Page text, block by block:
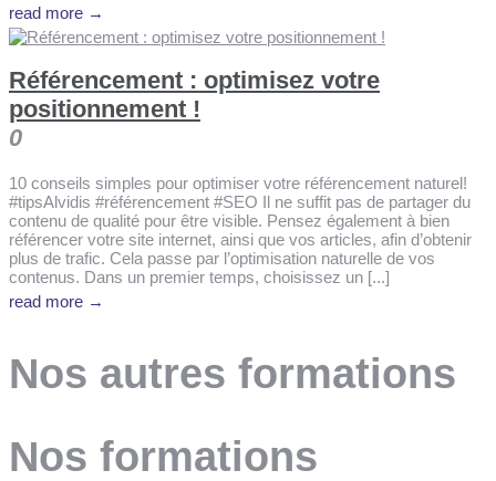
read more →
Référencement : optimisez votre
positionnement !
0
10 conseils simples pour optimiser votre référencement naturel!
#tipsAlvidis #référencement #SEO Il ne suffit pas de partager du
contenu de qualité pour être visible. Pensez également à bien
référencer votre site internet, ainsi que vos articles, afin d’obtenir
plus de trafic. Cela passe par l’optimisation naturelle de vos
contenus. Dans un premier temps, choisissez un [...]
read more →
Nos autres formations
Nos formations